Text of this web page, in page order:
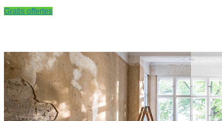
Gratis offertes